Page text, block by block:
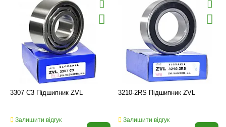
3307 C3 Підшипник ZVL
Залишити відгук
3210-2RS Підшипник ZVL
Залишити відгук